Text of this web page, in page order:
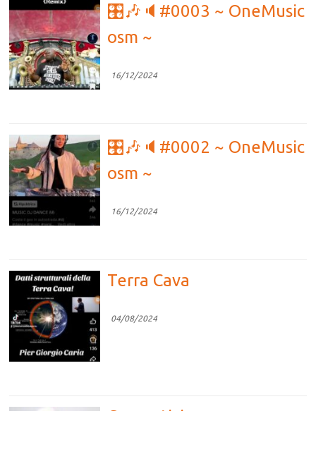
🎛🎶🔈#0003 ~ OneMusic
osm ~
16/12/2024
🎛🎶🔈#0002 ~ OneMusic
osm ~
16/12/2024
Terra Cava
04/08/2024
Competizione vs